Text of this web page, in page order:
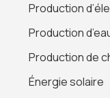
Production
Production
Production de
Énergie solaire